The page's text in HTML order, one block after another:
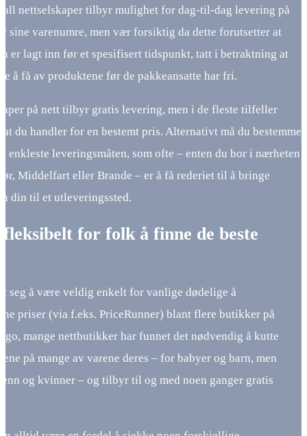
nettselskaper tilbyr mulighet for dag-til-dag levering på
sine varenumre, men vær forsiktig da dette forutsetter at
er lagt inn før et spesifisert tidspunkt, tatt i betraktning at
å få av produktene før de pakkeansatte har fri.
på nett tilbyr gratis levering, men i de fleste tilfeller
at du handler for en bestemt pris. Alternativt må du bestemme
enkleste leveringsmåten, som ofte – enten du bor i nærheten
Middelfart eller Brande – er å få rederiet til å bringe
din til et utleveringssted.
for folk å finne de beste
seg å være veldig enkelt for vanlige dødelige å
priser (via f.eks. PriceRunner) blant flere butikker på
mange nettbutikker har funnet det nødvendig å kutte
på mange av varene deres – for babyer og barn, men
og kvinner – og tilbyr til og med noen ganger gratis